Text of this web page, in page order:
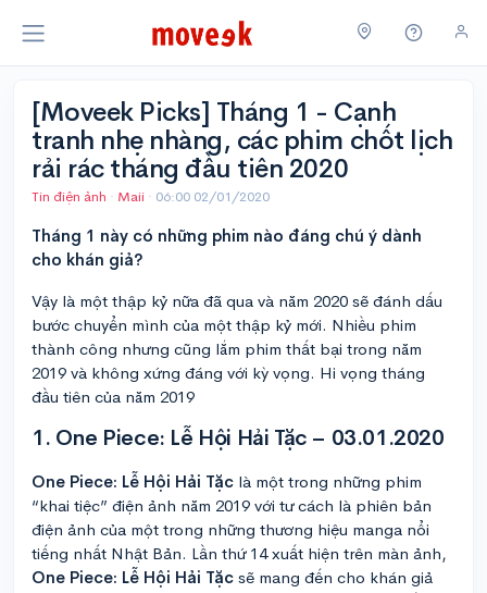
[Moveek Picks] Tháng 1 - Cạnh
tranh nhẹ nhàng, các phim chốt lịch
rải rác tháng đầu tiên 2020
Tin điện ảnh · Maii · 06:00 02/01/2020
Tháng 1 này có những phim nào đáng chú ý dành
cho khán giả?
Vậy là một thập kỷ nữa đã qua và năm 2020 sẽ đánh dấu
bước chuyển mình của một thập kỷ mới. Nhiều phim
thành công nhưng cũng lắm phim thất bại trong năm
2019 và không xứng đáng với kỳ vọng. Hi vọng tháng
đầu tiên của năm 2019
1. One Piece: Lễ Hội Hải Tặc – 03.01.2020
One Piece: Lễ Hội Hải Tặc là một trong những phim
“khai tiệc” điện ảnh năm 2019 với tư cách là phiên bản
điện ảnh của một trong những thương hiệu manga nổi
tiếng nhất Nhật Bản. Lần thứ 14 xuất hiện trên màn ảnh,
One Piece: Lễ Hội Hải Tặc sẽ mang đến cho khán giả